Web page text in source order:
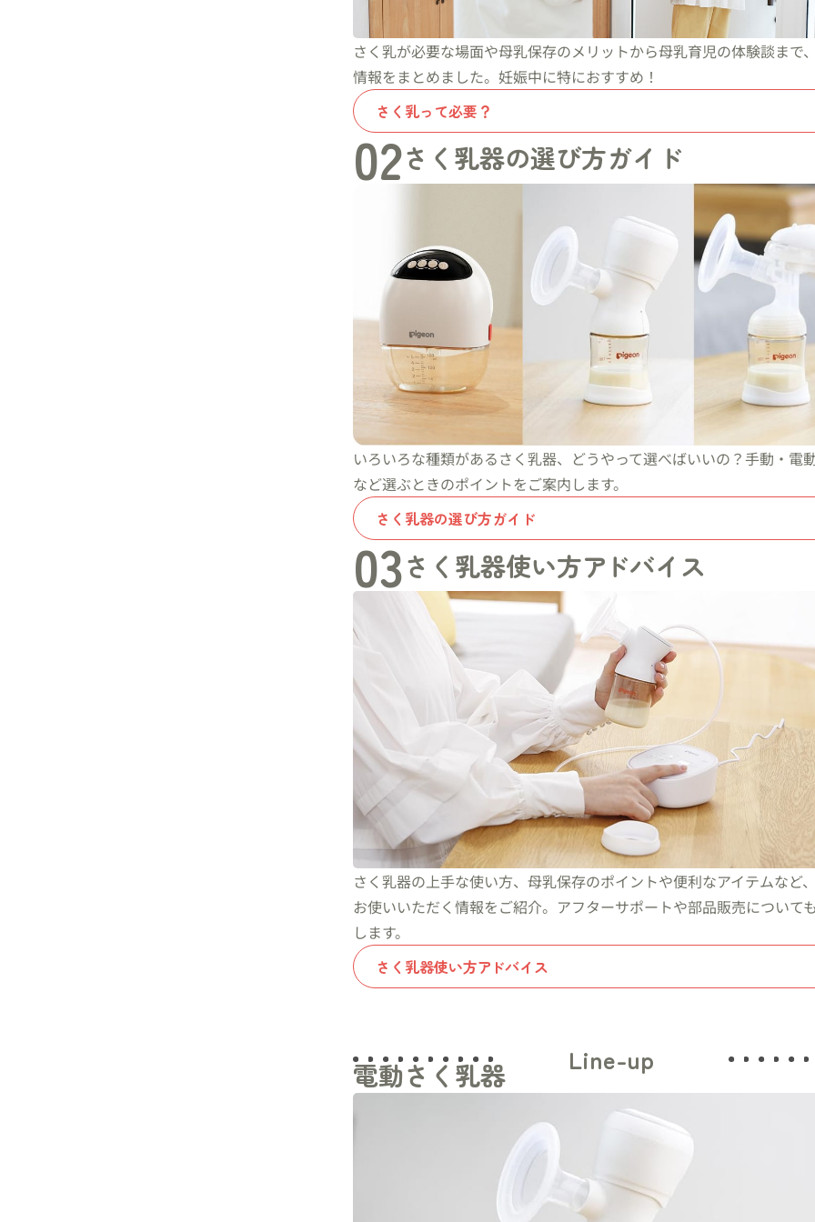
さく乳が必要な場面や母乳保存のメリットから母乳育児の体験談まで
情報をまとめました。妊娠中に特におすすめ！
さく乳って必要？
02さく乳器の選び方ガイド
いろいろな種類があるさく乳器、どうやって選べばいいの？手動・電
など選ぶときのポイントをご案内します。
さく乳器の選び方ガイド
03さく乳器使い方アドバイス
さく乳器の上手な使い方、母乳保存のポイントや便利なアイテムなど
お使いいただく情報をご紹介。アフターサポートや部品販売について
します。
さく乳器使い方アドバイス
Line-up
電動さく乳器